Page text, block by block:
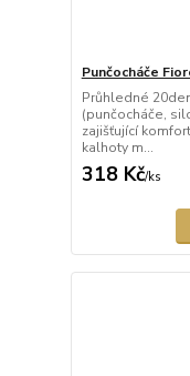
Punčocháče
Průhledné
(punčocháče,
zajišťující
kalhoty m...
318 Kč/ks